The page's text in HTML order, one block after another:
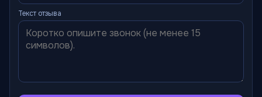
Текст отзыва